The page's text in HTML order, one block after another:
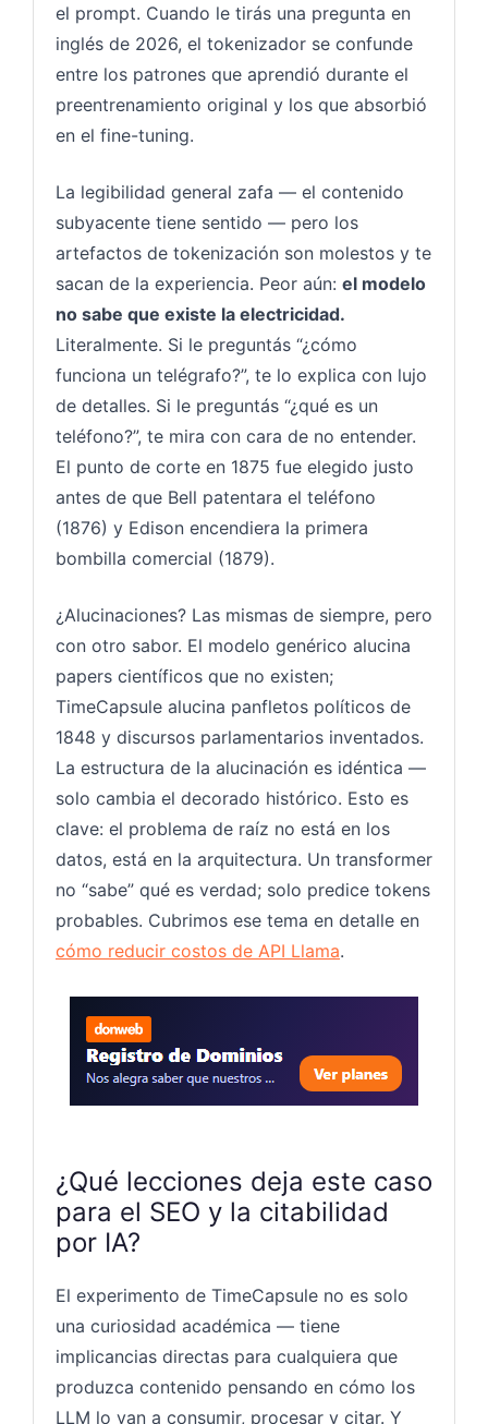
el prompt. Cuando le tirás una pregunta en
inglés de 2026, el tokenizador se confunde
entre los patrones que aprendió durante el
preentrenamiento original y los que absorbió
en el fine-tuning.
La legibilidad general zafa — el contenido
subyacente tiene sentido — pero los
artefactos de tokenización son molestos y te
sacan de la experiencia. Peor aún: el modelo
no sabe que existe la electricidad.
Literalmente. Si le preguntás “¿cómo
funciona un telégrafo?”, te lo explica con lujo
de detalles. Si le preguntás “¿qué es un
teléfono?”, te mira con cara de no entender.
El punto de corte en 1875 fue elegido justo
antes de que Bell patentara el teléfono
(1876) y Edison encendiera la primera
bombilla comercial (1879).
¿Alucinaciones? Las mismas de siempre, pero
con otro sabor. El modelo genérico alucina
papers científicos que no existen;
TimeCapsule alucina panfletos políticos de
1848 y discursos parlamentarios inventados.
La estructura de la alucinación es idéntica —
solo cambia el decorado histórico. Esto es
clave: el problema de raíz no está en los
datos, está en la arquitectura. Un transformer
no “sabe” qué es verdad; solo predice tokens
probables. Cubrimos ese tema en detalle en
cómo reducir costos de API Llama.
¿Qué lecciones deja este caso
para el SEO y la citabilidad
por IA?
El experimento de TimeCapsule no es solo
una curiosidad académica — tiene
implicancias directas para cualquiera que
produzca contenido pensando en cómo los
LLM lo van a consumir, procesar y citar. Y